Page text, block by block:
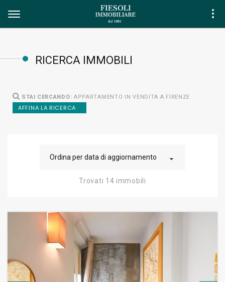
RICERCA IMMOBILI
STAI CERCANDO: APPARTAMENTO IN VENDITA A FIRENZE
AFFINA LA RICERCA
Ordina per data di aggiornamento
Trovati 14 immobili